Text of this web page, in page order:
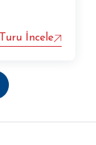
Turu İncele